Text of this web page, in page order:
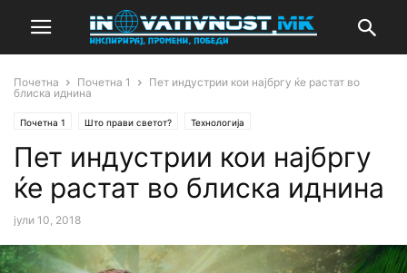
Почетна Почетна 1
Пет индустрии кои најбргу ќе растат во
блиска иднина
Почетна 1 Што прави светот? Технологија
Пет индустрии кои најбргу
ќе растат во блиска иднина
јули 10, 2018